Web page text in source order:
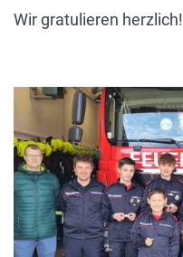
Wir gratulieren herzlich!